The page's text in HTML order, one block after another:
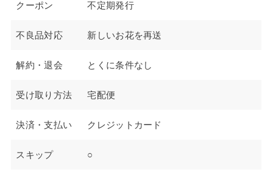
クーポン 不定期発行
不良品対応 新しいお花を再送
解約・退会 とくに条件なし
受け取り方法 宅配便
決済・支払い クレジットカード
スキップ ○